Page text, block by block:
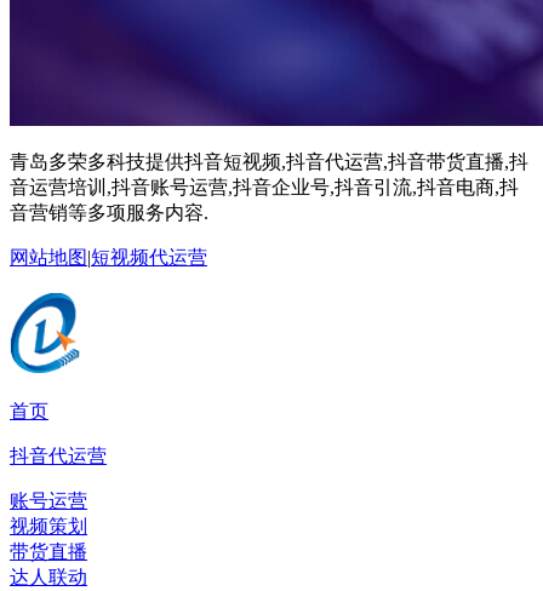
青岛多荣多科技提供抖音短视频,抖音代运营,抖音带货直播,抖
音运营培训,抖音账号运营,抖音企业号,抖音引流,抖音电商,抖
音营销等多项服务内容.
网站地图|短视频代运营
首页
抖音代运营
账号运营
视频策划
带货直播
达人联动